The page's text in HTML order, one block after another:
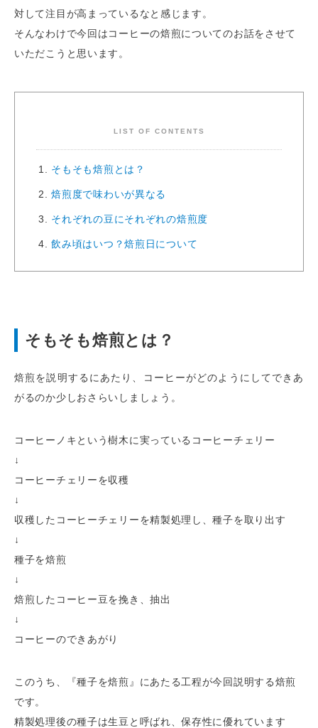
対して注目が高まっているなと感じます。
そんなわけで今回はコーヒーの焙煎についてのお話をさせて
いただこうと思います。
LIST OF CONTENTS
そもそも焙煎とは？
焙煎度で味わいが異なる
それぞれの豆にそれぞれの焙煎度
飲み頃はいつ？焙煎日について
そもそも焙煎とは？
焙煎を説明するにあたり、コーヒーがどのようにしてできあ
がるのか少しおさらいしましょう。
コーヒーノキという樹木に実っているコーヒーチェリー
↓
コーヒーチェリーを収穫
↓
収穫したコーヒーチェリーを精製処理し、種子を取り出す
↓
種子を焙煎
↓
焙煎したコーヒー豆を挽き、抽出
↓
コーヒーのできあがり
このうち、『種子を焙煎』にあたる工程が今回説明する焙煎
です。
精製処理後の種子は生豆と呼ばれ、保存性に優れています